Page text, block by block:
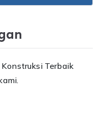
Konstruksi Terbaik